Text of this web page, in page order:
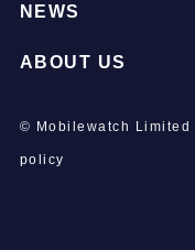
NEWS
ABOUT US
© Mobilewatch Limited
policy